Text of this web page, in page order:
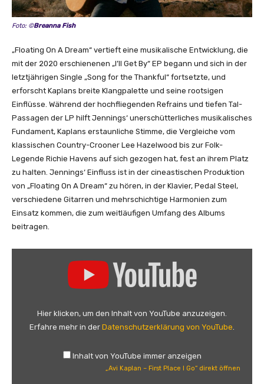
u
s
c
V
i
d
e
o
)
“
v
o
n
Y
o
u
Foto: ©Breanna Fish
„Floating On A Dream“ vertieft eine musikalische Entwicklung, die
mit der 2020 erschienenen „I’ll Get By“ EP begann und sich in der
letztjährigen Single „Song for the Thankful“ fortsetzte, und
erforscht Kaplans breite Klangpalette und seine rootsigen
Einflüsse. Während der hochfliegenden Refrains und tiefen Tal-
Passagen der LP hilft Jennings‘ unerschütterliches musikalisches
Fundament, Kaplans erstaunliche Stimme, die Vergleiche vom
klassischen Country-Crooner Lee Hazelwood bis zur Folk-
Legende Richie Havens auf sich gezogen hat, fest an ihrem Platz
zu halten. Jennings‘ Einfluss ist in der cineastischen Produktion
von „Floating On A Dream“ zu hören, in der Klavier, Pedal Steel,
verschiedene Gitarren und mehrschichtige Harmonien zum
Einsatz kommen, die zum weitläufigen Umfang des Albums
beitragen.
Hier klicken, um den Inhalt von YouTube anzuzeigen.
Erfahre mehr in der Datenschutzerklärung von YouTube
Inhalt von YouTube immer anzeigen
„Avi Kaplan – First Place I Go“ direkt öffnen